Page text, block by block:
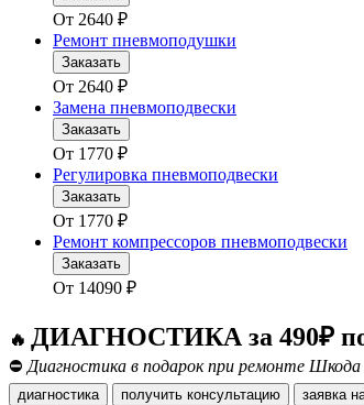
От 2640 ₽
Ремонт пневмоподушки
Заказать
От 2640 ₽
Замена пневмоподвески
Заказать
От 1770 ₽
Регулировка пневмоподвески
Заказать
От 1770 ₽
Ремонт компрессоров пневмоподвески
Заказать
От 14090 ₽
🔥 ДИАГНОСТИКА за 490₽ по
⛔ Диагностика в подарок при ремонте Шкода
диагностика получить консультацию